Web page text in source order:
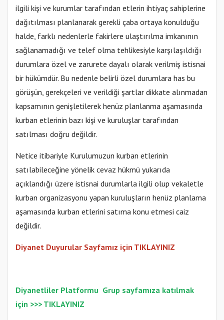
ilgili kişi ve kurumlar tarafından etlerin ihtiyaç sahiplerine
dağıtılması planlanarak gerekli çaba ortaya konulduğu
halde, farklı nedenlerle fakirlere ulaştırılma imkanının
sağlanamadığı ve telef olma tehlikesiyle karşılaşıldığı
durumlara özel ve zarurete dayalı olarak verilmiş istisnai
bir hükümdür. Bu nedenle belirli özel durumlara has bu
görüşün, gerekçeleri ve verildiği şartlar dikkate alınmadan
kapsamının genişletilerek henüz planlanma aşamasında
kurban etlerinin bazı kişi ve kuruluşlar tarafından
satılması doğru değildir.
Netice itibariyle Kurulumuzun kurban etlerinin
satılabileceğine yönelik cevaz hükmü yukarıda
açıklandığı üzere istisnai durumlarla ilgili olup vekaletle
kurban organizasyonu yapan kuruluşların henüz planlama
aşamasında kurban etlerini satıma konu etmesi caiz
değildir.
Diyanet Duyurular Sayfamız için TIKLAYINIZ
Diyanetliler Platformu Grup sayfamıza katılmak
için >>> TIKLAYINIZ